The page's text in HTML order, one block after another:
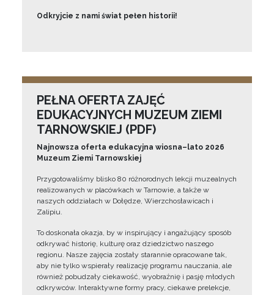
Odkryjcie z nami świat pełen historii!
PEŁNA OFERTA ZAJĘĆ
EDUKACYJNYCH MUZEUM ZIEMI
TARNOWSKIEJ (PDF)
Najnowsza oferta edukacyjna wiosna–lato 2026
Muzeum Ziemi Tarnowskiej
Przygotowaliśmy blisko 80 różnorodnych lekcji muzealnych
realizowanych w placówkach w Tarnowie, a także w
naszych oddziałach w Dołędze, Wierzchosławicach i
Zalipiu.
To doskonała okazja, by w inspirujący i angażujący sposób
odkrywać historię, kulturę oraz dziedzictwo naszego
regionu. Nasze zajęcia zostały starannie opracowane tak,
aby nie tylko wspierały realizację programu nauczania, ale
również pobudzały ciekawość, wyobraźnię i pasję młodych
odkrywców. Interaktywne formy pracy, ciekawe prelekcje,